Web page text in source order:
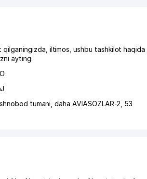
qilganingizda, iltimos, ushbu tashkilot
ayting.
tumani ,daha AVIASOZLAR-2 , 53